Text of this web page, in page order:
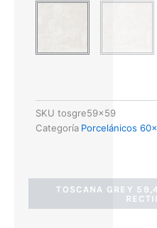
SKU tosgre59x59
Categoría Porcelánicos
TOSCANA GREY